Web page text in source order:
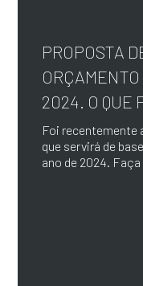
PROPOSTA
2024. O QUE
Foi recentemente
que servirá de
ano de 2024.